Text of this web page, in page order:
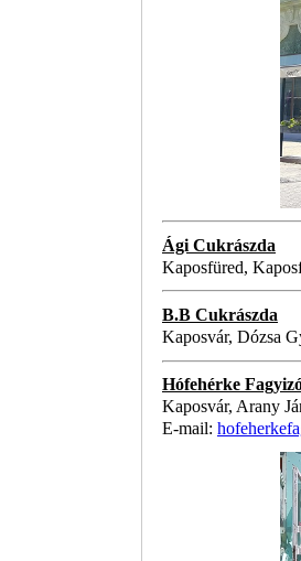
Ági Cukrászda
Kaposfüred,
B.B Cukrászda
Kaposvár, Dózsa
Hófehérke
Kaposvár, Arany
E-mail: